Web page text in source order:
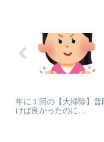
年に１回の【大掃除】普
けば良かったのに…